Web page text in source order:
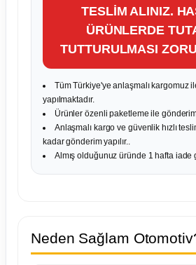
TESLİM ALINIZ.
ÜRÜNLERDE
TUTTURULMASI
Tüm Türkiye'ye anlaşmalı kargomuz
yapılmaktadır.
Ürünler özenli paketleme ile
Anlaşmalı kargo ve güvenlik hızlı
kadar gönderim yapılır..
Almış olduğunuz üründe 1 hafta iade
Neden Sağlam